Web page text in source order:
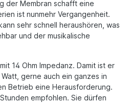
der Membran schafft eine
ist nunmehr Vergangenheit.
sehr schnell heraushören, was
und der musikalische
14 Ohm Impedanz. Damit ist er
gerne auch ein ganzes in
Betrieb eine Herausforderung.
empfohlen. Sie dürfen